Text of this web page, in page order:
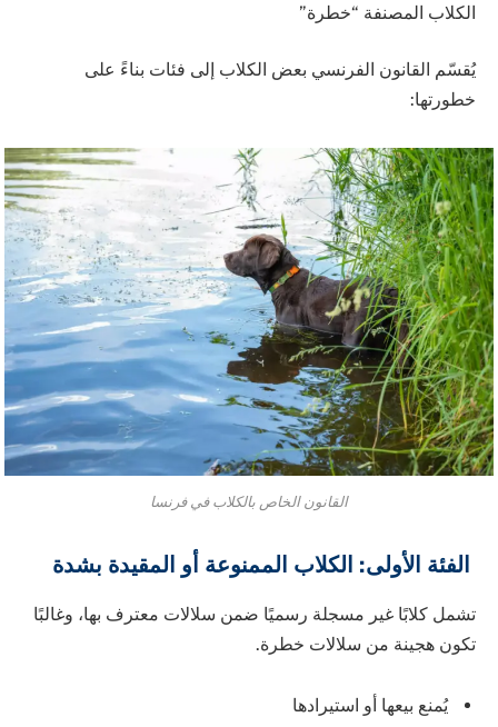
الكلاب المصنفة “خطرة”
يُقسّم القانون الفرنسي بعض الكلاب إلى فئات بناءً على
خطورتها:
القانون الخاص بالكلاب في فرنسا
الفئة الأولى: الكلاب الممنوعة أو المقيدة بشدة
تشمل كلابًا غير مسجلة رسميًا ضمن سلالات معترف بها، وغالبًا
تكون هجينة من سلالات خطرة.
يُمنع بيعها أو استيرادها